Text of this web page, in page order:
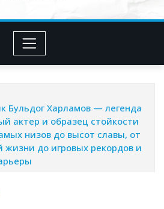
Бульдог Харламов — легенда
актер и образец стойкости
низов до высот славы, от
жизни до игровых рекордов и